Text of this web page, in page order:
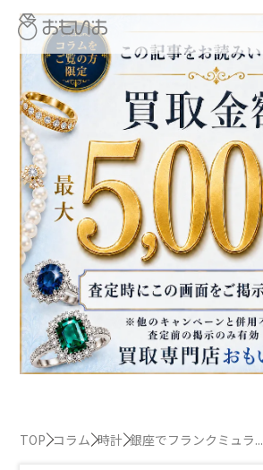
TOP コラム 時計 銀座でフランクミュラ...